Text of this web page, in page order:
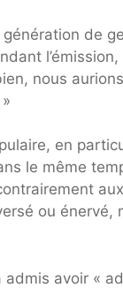
de
nous
en
le même
ou
avoir «